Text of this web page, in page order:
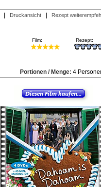
Druckansicht Rezept
Rezept:
Film:
Portionen / Menge: 4